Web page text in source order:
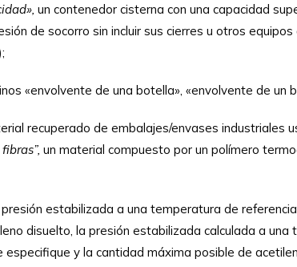
un contenedor cisterna con una capacidad
de socorro sin incluir sus cierres u otros
«envolvente de una botella», «envolvente de un
recuperado de embalajes/envases industriales
un material compuesto por un polímero
estabilizada a una temperatura de
disuelto, la presión estabilizada calculada a
y la cantidad máxima posible de